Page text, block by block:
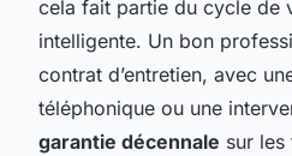
cela fait partie du cycle de
intelligente. Un bon
contrat d’entretien, avec
téléphonique ou une
garantie décennale sur les